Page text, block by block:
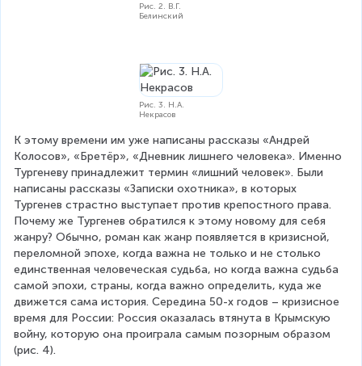
Рис. 2. В.Г.
Белинский
Рис. 3. Н.А.
Некрасов
К этому времени им уже написаны рассказы «Андрей
Колосов», «Бретёр», «Дневник лишнего человека». Именно
Тургеневу принадлежит термин «лишний человек». Были
написаны рассказы «Записки охотника», в которых
Тургенев страстно выступает против крепостного права.
Почему же Тургенев обратился к этому новому для себя
жанру? Обычно, роман как жанр появляется в кризисной,
переломной эпохе, когда важна не только и не столько
единственная человеческая судьба, но когда важна судьба
самой эпохи, страны, когда важно определить, куда же
движется сама история. Середина 50-х годов – кризисное
время для России: Россия оказалась втянута в Крымскую
войну, которую она проиграла самым позорным образом
(рис. 4).